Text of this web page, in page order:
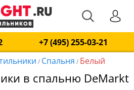
+7 (495) 255-03-21
/ Спальня / Белый
в спальню DeMarkt